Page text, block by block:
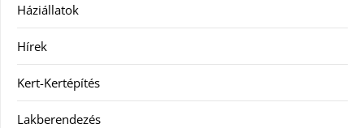
Háziállatok
Hírek
Kert-Kertépítés
Lakberendezés